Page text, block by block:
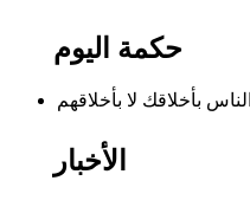
حكمة اليوم
الأخبار